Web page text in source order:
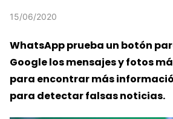
15/06/2020
WhatsApp prueba un botón
Google los mensajes y fotos
para encontrar más
para detectar falsas noticias.